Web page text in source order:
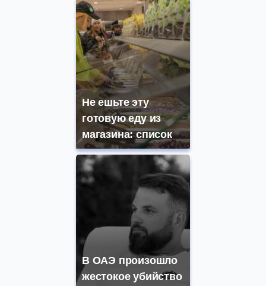
Не ешьте эту
готовую еду из
магазина: список
В ОАЭ произошло
жестокое убийство